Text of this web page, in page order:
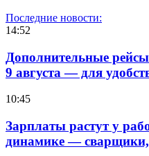
Последние новости:
14:52
Дополнительные
9 августа — для
10:45
Зарплаты растут у
динамике —